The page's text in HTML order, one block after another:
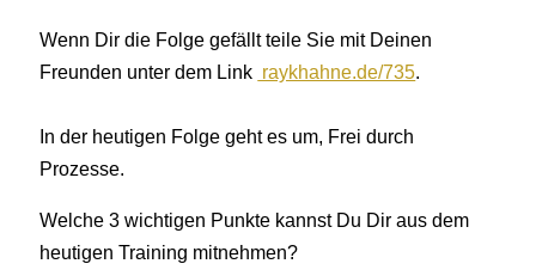
Wenn Dir die Folge gefällt teile Sie mit Deinen
Freunden unter dem Link raykhahne.de/735.
In der heutigen Folge geht es um, Frei durch
Prozesse.
Welche 3 wichtigen Punkte kannst Du Dir aus dem
heutigen Training mitnehmen?